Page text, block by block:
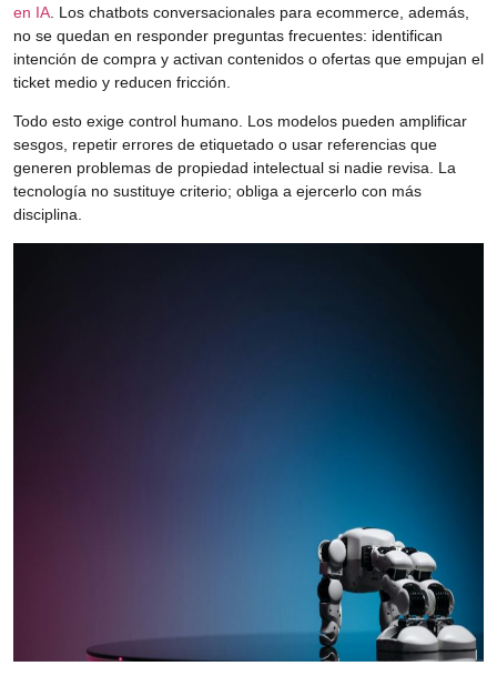
en IA . Los chatbots conversacionales para ecommerce, además,
no se quedan en responder preguntas frecuentes: identifican
intención de compra y activan contenidos o ofertas que empujan el
ticket medio y reducen fricción.
Todo esto exige control humano. Los modelos pueden amplificar
sesgos, repetir errores de etiquetado o usar referencias que
generen problemas de propiedad intelectual si nadie revisa. La
tecnología no sustituye criterio; obliga a ejercerlo con más
disciplina.